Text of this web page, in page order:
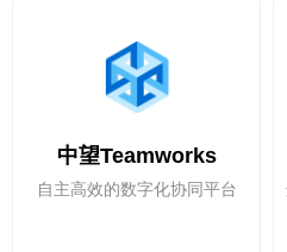
中望Teamworks
自主高效的数字化协同平台